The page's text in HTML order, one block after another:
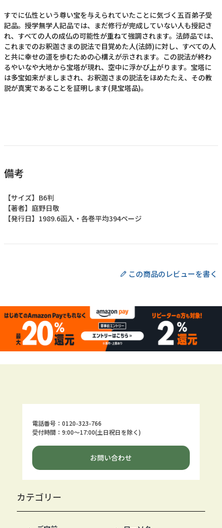
すでに仏性という尊い宝を与えられていたことに気づく五百弟子受
記品。授学無学人記品では、まだ修行が完成していない人も授記さ
れ、すべての人の成仏の可能性が重ねて強調されます。法師品では、
これまでのお釈迦さまの説法で目覚めた人(法師)に対し、すべての人
と共に幸せの道を歩むための心構えが示されます。この説法が終わ
るやいなや大地から宝塔が現れ、空中に浮かび上がります。宝塔に
は多宝如来がましまされ、お釈迦さまの説法をほめたたえ、その教
説が真実であることを証明します(見宝塔品)。
備考
【サイズ】B6判
【著者】庭野日敬
【発行日】1989.6函入・各巻平均394ページ
電話番号：0120-323-766
受付時間：9:00～17:00(土日祝日を除く)
お問い合わせ
カテゴリー